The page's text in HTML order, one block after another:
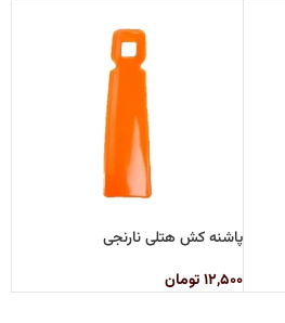
پاشنه کش هتلی نارنجی
۱۲,۵۰۰ تومان